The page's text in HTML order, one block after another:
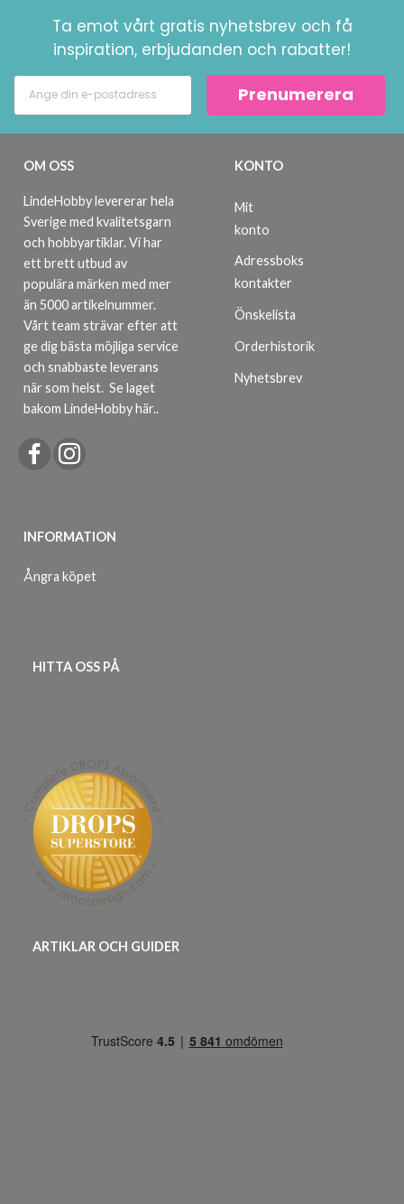
Ta emot vårt gratis nyhetsbrev och få
inspiration, erbjudanden och rabatter!
Prenumerera
OM OSS
LindeHobby levererar hela
Sverige med kvalitetsgarn
och hobbyartiklar. Vi har
ett brett utbud av
populära märken med mer
än 5000 artikelnummer.
Vårt team strävar efter att
ge dig bästa möjliga service
och snabbaste leverans
när som helst. Se laget
bakom LindeHobby här..
INFORMATION
Ångra köpet
KONTO
Mit
konto
Adressboks
kontakter
Önskelista
Orderhistorik
Nyhetsbrev
HITTA OSS PÅ
ARTIKLAR OCH GUIDER